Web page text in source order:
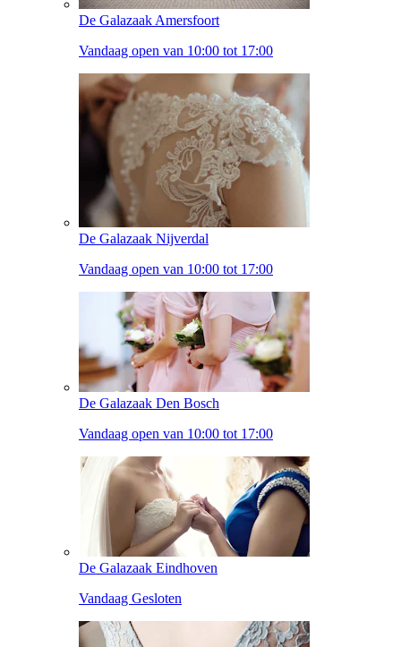
De Galazaak Amersfoort
Vandaag open van 10:00 tot 17:00
De Galazaak Nijverdal
Vandaag open van 10:00 tot 17:00
De Galazaak Den Bosch
Vandaag open van 10:00 tot 17:00
De Galazaak Eindhoven
Vandaag Gesloten